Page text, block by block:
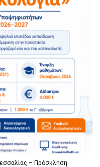
D
O
W
N
T
R
I
G
G
E
R
– Πρόσκληση